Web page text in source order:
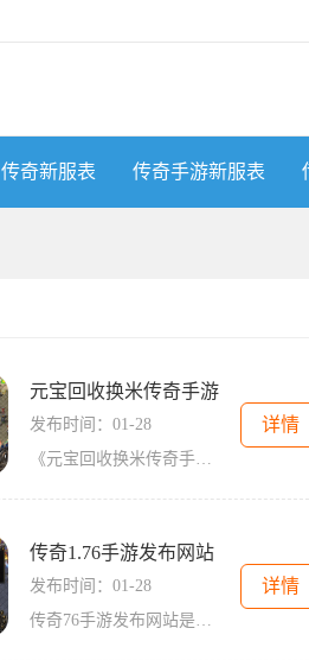
传奇新服表 传奇手游新服表
元宝回收换米传奇手游
发布时间：01-28
详情
传奇1.76手游发布网站
发布时间：01-28
详情